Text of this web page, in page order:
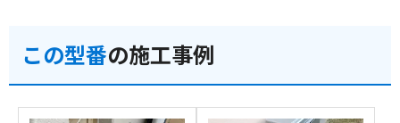
この型番の施工事例